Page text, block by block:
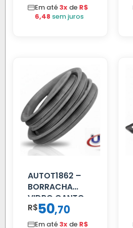
112/113 MENOR
Em até3x de R$
6,48 sem juros
AUTOT1862 –
BORRACHA
VIDRO CANTO
VOLVO NL
80/88…
R$50,70
Em até3x de R$